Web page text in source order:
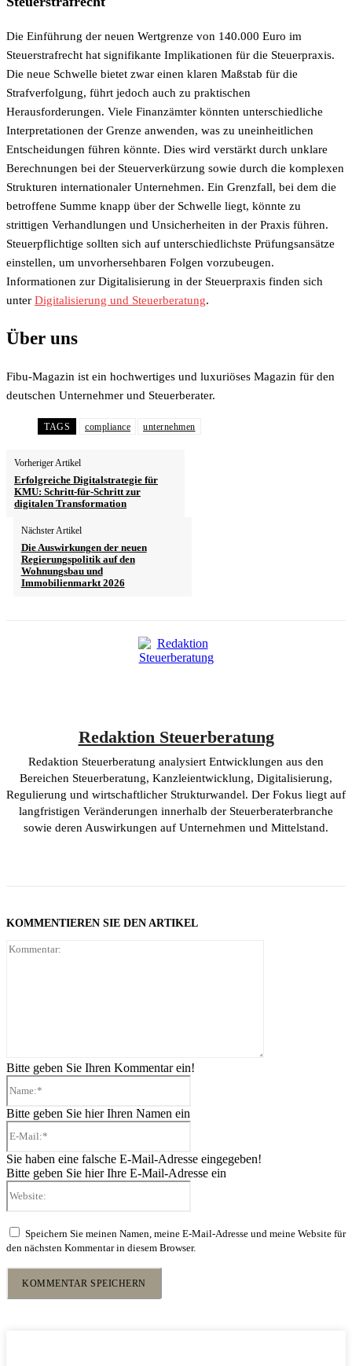
Die Einführung der neuen Wertgrenze von 140.000 Euro im
Steuerstrafrecht hat signifikante Implikationen für die Steuerpraxis.
Die neue Schwelle bietet zwar einen klaren Maßstab für die
Strafverfolgung, führt jedoch auch zu praktischen
Herausforderungen. Viele Finanzämter könnten unterschiedliche
Interpretationen der Grenze anwenden, was zu uneinheitlichen
Entscheidungen führen könnte. Dies wird verstärkt durch unklare
Berechnungen bei der Steuerverkürzung sowie durch die komplexen
Strukturen internationaler Unternehmen. Ein Grenzfall, bei dem die
betroffene Summe knapp über der Schwelle liegt, könnte zu
strittigen Verhandlungen und Unsicherheiten in der Praxis führen.
Steuerpflichtige sollten sich auf unterschiedlichste Prüfungsansätze
einstellen, um unvorhersehbaren Folgen vorzubeugen.
Informationen zur Digitalisierung in der Steuerpraxis finden sich
unter Digitalisierung und Steuerberatung.
Über uns
Fibu-Magazin ist ein hochwertiges und luxuriöses Magazin für den
deutschen Unternehmer und Steuerberater.
TAGS compliance unternehmen
Vorheriger Artikel
Erfolgreiche Digitalstrategie für
KMU: Schritt-für-Schritt zur
digitalen Transformation
Nächster Artikel
Die Auswirkungen der neuen
Regierungspolitik auf den
Wohnungsbau und
Immobilienmarkt 2026
Redaktion Steuerberatung
Redaktion Steuerberatung analysiert Entwicklungen aus den
Bereichen Steuerberatung, Kanzleientwicklung, Digitalisierung,
Regulierung und wirtschaftlicher Strukturwandel. Der Fokus liegt auf
langfristigen Veränderungen innerhalb der Steuerberaterbranche
sowie deren Auswirkungen auf Unternehmen und Mittelstand.
KOMMENTIEREN SIE DEN ARTIKEL
Bitte geben Sie Ihren Kommentar ein!
Bitte geben Sie hier Ihren Namen ein
Sie haben eine falsche E-Mail-Adresse eingegeben!
Bitte geben Sie hier Ihre E-Mail-Adresse ein
Speichern Sie meinen Namen, meine E-Mail-Adresse und meine Website für
den nächsten Kommentar in diesem Browser.